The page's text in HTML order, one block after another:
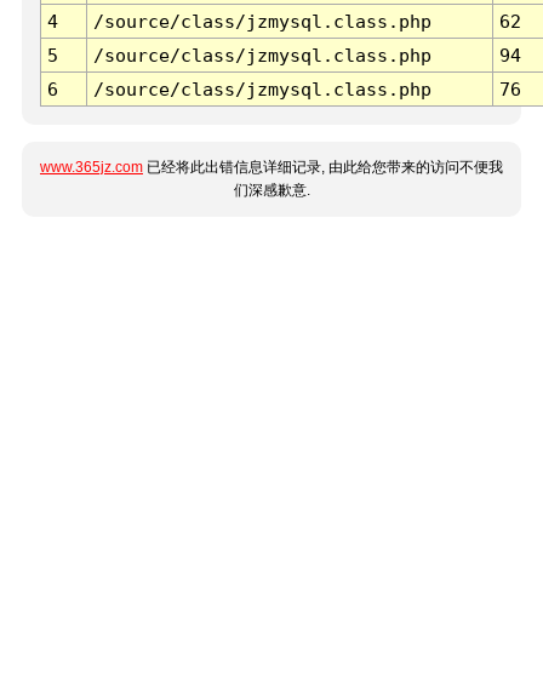
4
/source/class/jzmysql.class.php
62
5
/source/class/jzmysql.class.php
94
6
/source/class/jzmysql.class.php 76
www.365jz.com 已经将此出错信息详细记录, 由此给您带来的访问不便我
们深感歉意.